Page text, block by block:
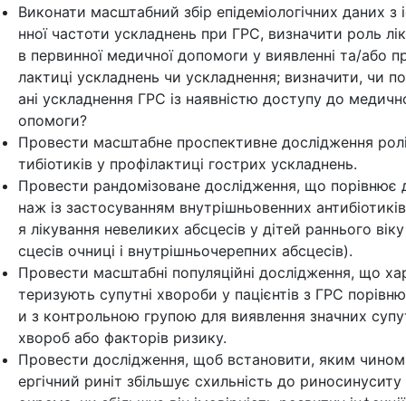
Виконати масштабний збір епідеміологічних даних з
нної частоти ускладнень при ГРС, визначити роль
в первинної медичної допомоги у виявленні та/або
лактиці ускладнень чи ускладнення; визначити, чи
ані ускладнення ГРС із наявністю доступу до
опомоги?
Провести масштабне проспективне дослідження
тибіотиків у профілактиці гострих ускладнень.
Провести рандомізоване дослідження, що порівнює
наж із застосуванням внутрішньовенних
я лікування невеликих абсцесів у дітей раннього
сцесів очниці і внутрішньочерепних абсцесів).
Провести масштабні популяційні дослідження, що
теризують супутні хвороби у пацієнтів з ГРС
и з контрольною групою для виявлення значних
хвороб або факторів ризику.
Провести дослідження, щоб встановити, яким
ергічний риніт збільшує схильність до риносинуситу